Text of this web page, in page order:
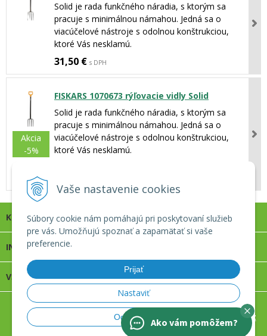
Vaše nastavenie cookies
Súbory cookie nám pomáhajú pri poskytovaní služieb
pre vás. Umožňujú spoznať a zapamätať si vaše
preferencie.
Prijať
Nastaviť
Odmietnuť
Solid je rada funkčného náradia, s ktorým sa
pracuje s minimálnou námahou. Jedná sa o
viacúčelové nástroje s odolnou konštrukciou,
ktoré Vás nesklamú.
31,50 € s DPH
Akcia
-5%
FISKARS 1070673 rýľovacie vidly Solid
Solid je rada funkčného náradia, s ktorým sa
pracuje s minimálnou námahou. Jedná sa o
viacúčelové nástroje s odolnou konštrukciou,
ktoré Vás nesklamú.
KONTAKT
INFOLINKA
VŠETKO O NÁKUPE
© 2026 Apro záhradné centrum s.r.o. • tvorba eshopu cez
UNIobchod,webhostingspoločnostiWEBYGROUP
Ako vám pomôžem?